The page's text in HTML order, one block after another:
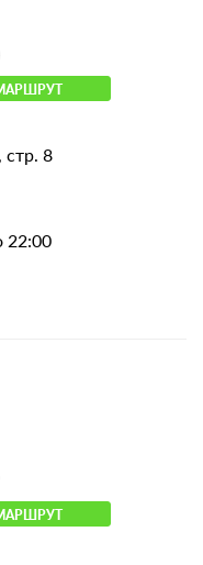
стр. 8
22:00